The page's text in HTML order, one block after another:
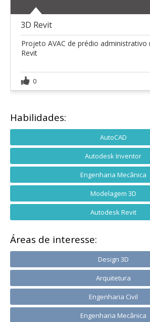
3D Revit
Projeto AVAC de prédio
Revit
0
Habilidades:
AutoCAD
Autodesk Inventor
Engenharia Mecânica
Modelagem 3D
Autodesk Revit
Áreas de interesse:
Design 3D
Arquitetura
Engenharia Civil
Engenharia Mecânica